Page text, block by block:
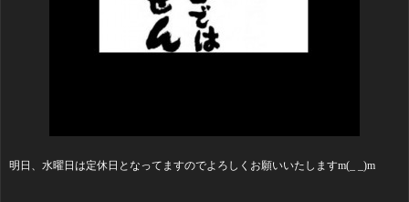
明日、水曜日は定休日となってますのでよろしくお願いいたしますm(_ _)m